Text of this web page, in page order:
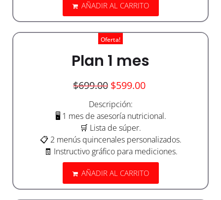
AÑADIR AL CARRITO
Oferta!
Plan 1 mes
$699.00 $599.00
Descripción:
🖥️ 1 mes de asesoría nutricional.
🛒 Lista de súper.
📋 2 menús quincenales personalizados.
🧾 Instructivo gráfico para mediciones.
AÑADIR AL CARRITO